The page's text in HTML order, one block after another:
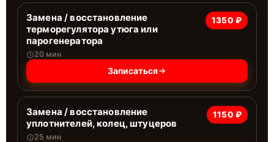
Замена / восстановление
терморегулятора утюга или
парогенератора
20 мин
1350 ₽
Записаться
Замена / восстановление
уплотнителей, колец, штуцеров
25 мин
1150 ₽